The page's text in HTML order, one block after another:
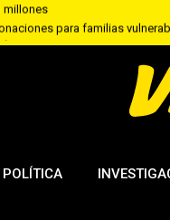
para familias
policías investigados por
POLÍTICA